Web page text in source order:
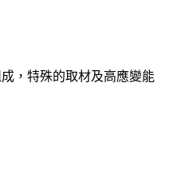
，特殊的取材及高應變能